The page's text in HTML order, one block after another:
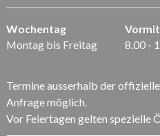
Wochentag
Montag bis Freitag
8.00 -
Termine ausserhalb der
Anfrage möglich.
Vor Feiertagen gelten spezielle